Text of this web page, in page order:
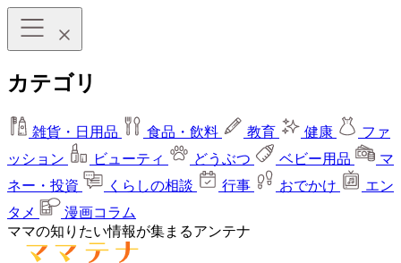
カテゴリ
雑貨・日用品 食品・飲料 教育 健康
ファ
ッション
ビューティ どうぶつ ベビー用品
マ
ネー・投資
くらしの相談 行事 おでかけ
エン
タメ
漫画コラム
ママの知りたい情報が集まるアンテナ